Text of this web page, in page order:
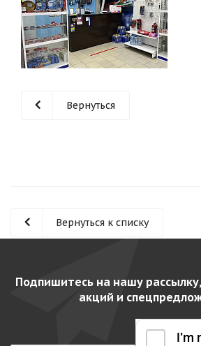
Вернуться
Вернуться к списку
Подпишитесь на нашу
акций и